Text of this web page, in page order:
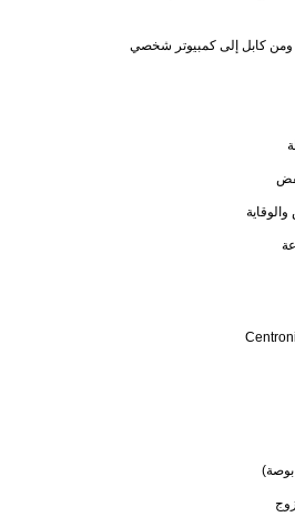
ومن كابل إلى كمبيوتر شخصي